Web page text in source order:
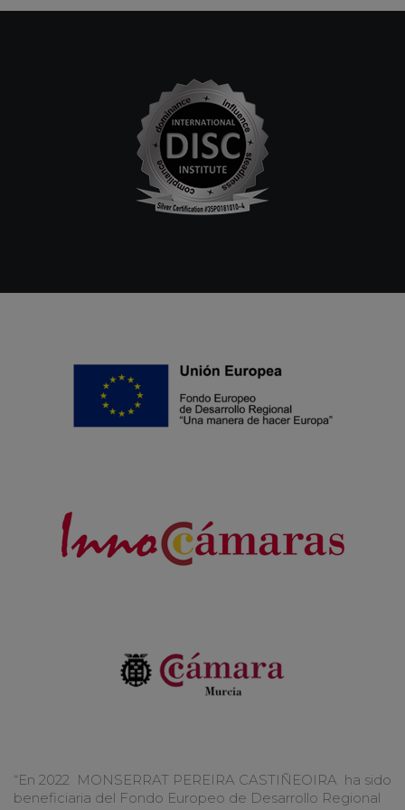
“En 2022 MONSERRAT PEREIRA CASTIÑEOIRA ha sido
beneficiaria del Fondo Europeo de Desarrollo Regional